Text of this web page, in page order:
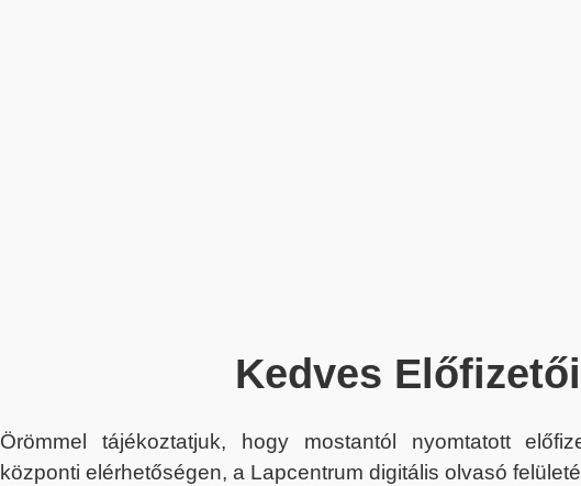
Kedves
Örömmel tájékoztatjuk, hogy mostantól nyomtatott
központi elérhetőségen, a Lapcentrum digitális olvasó